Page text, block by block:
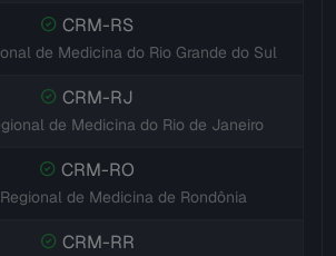
CRM-RS
de Medicina do Rio Grande do Sul
CRM-RJ
de Medicina do Rio de Janeiro
CRM-RO
de Medicina de Rondônia
CRM-RR